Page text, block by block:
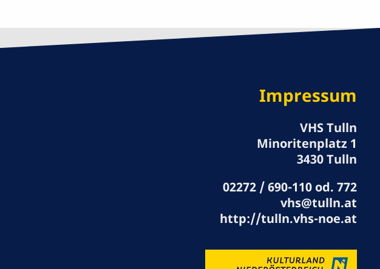
Impressum
VHS Tulln
Minoritenplatz 1
3430 Tulln
02272 / 690-110 od. 772
vhs@tulln.at
http://tulln.vhs-noe.at